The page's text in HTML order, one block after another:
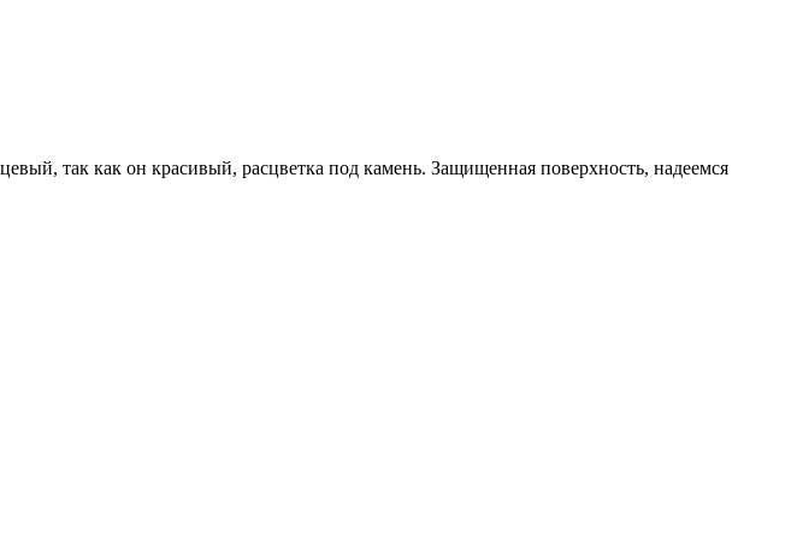
так как он красивый, расцветка под камень. Защищенная поверхность, надеемся